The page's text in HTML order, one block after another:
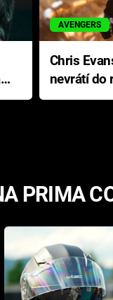
AVENGERS
Chris
nevrátí do
Ameriky
PRIMA